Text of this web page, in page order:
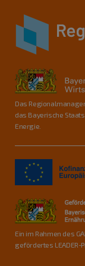
Das
das Bayerische
Energie.
Ein im Rahmen des
gefördertes LEADER-